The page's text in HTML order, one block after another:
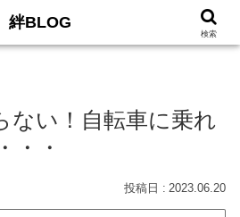
サイトマ
ない！自転車に乗れ
・・
2023.06.20
絆BLOG
検索